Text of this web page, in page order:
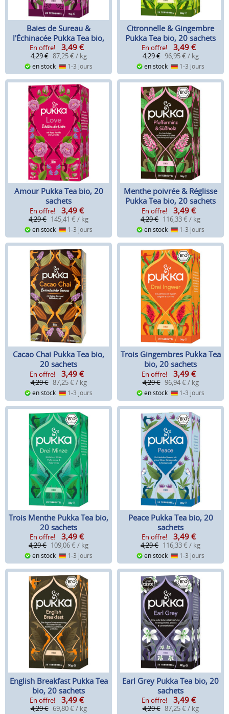
Baies de Sureau &
l'Échinacée Pukka Tea bio,
20 sachets
En offre! 3,49 €
4,29 € 87,25 € / kg
en stock 1-3 jours
Citronnelle & Gingembre
Pukka Tea bio, 20 sachets
En offre! 3,49 €
4,29 € 96,95 € / kg
en stock 1-3 jours
Amour Pukka Tea bio, 20
sachets
En offre! 3,49 €
4,29 € 145,41 € / kg
en stock 1-3 jours
Menthe poivrée & Réglisse
Pukka Tea bio, 20 sachets
En offre! 3,49 €
4,29 € 116,33 € / kg
en stock 1-3 jours
Cacao Chai Pukka Tea bio,
20 sachets
En offre! 3,49 €
4,29 € 87,25 € / kg
en stock 1-3 jours
Trois Gingembres Pukka Tea
bio, 20 sachets
En offre! 3,49 €
4,29 € 96,94 € / kg
en stock 1-3 jours
Trois Menthe Pukka Tea bio,
20 sachets
En offre! 3,49 €
4,29 € 109,06 € / kg
en stock 1-3 jours
Peace Pukka Tea bio, 20
sachets
En offre! 3,49 €
4,29 € 116,33 € / kg
en stock 1-3 jours
English Breakfast Pukka Tea
bio, 20 sachets
En offre! 3,49 €
4,29 € 69,80 € / kg
Earl Grey Pukka Tea bio, 20
sachets
En offre! 3,49 €
4,29 € 87,25 € / kg